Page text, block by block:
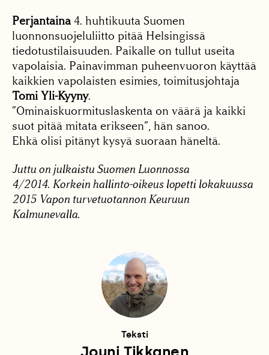
Perjantaina 4. huhtikuuta Suomen
luonnonsuojeluliitto pitää Helsingissä
tiedotustilaisuuden. Paikalle on tullut useita
vapolaisia. Painavimman puheenvuoron käyttää
kaikkien vapolaisten esimies, toimitusjohtaja
Tomi Yli-Kyyny.
”Ominaiskuormituslaskenta on väärä ja kaikki
suot pitää mitata erikseen”, hän sanoo.
Ehkä olisi pitänyt kysyä suoraan häneltä.
Juttu on julkaistu Suomen Luonnossa
4/2014. Korkein hallinto-oikeus lopetti lokakuussa
2015 Vapon turvetuotannon Keuruun
Kalmunevalla.
Teksti